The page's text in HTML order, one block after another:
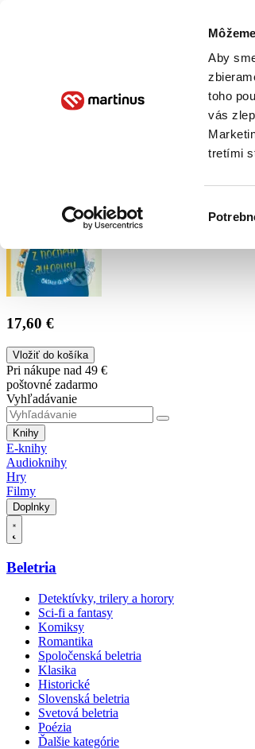
Aby
toho
vás
tretími
súhlasu
Poukážky
17,60 €
Vložiť do košíka
Pri nákupe nad 49 €
poštovné zadarmo
Vyhľadávanie
Knihy
E-knihy
Audioknihy
Hry
Filmy
Doplnky
Beletria
Detektívky, trilery a horory
Sci-fi a fantasy
Komiksy
Romantika
Spoločenská beletria
Klasika
Historické
Slovenská beletria
Svetová beletria
Poézia
Ďalšie kategórie